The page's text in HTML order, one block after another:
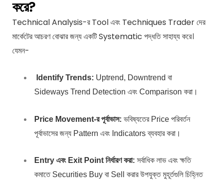
করে?
Technical Analysis-র Tool এবং Techniques Trader দের
মার্কেটের আচরণ বোঝার জন্য একটি Systematic পদ্ধতি সাহায্য করে।
যেমন-
Identify Trends: Uptrend, Downtrend বা
Sideways Trend Detection এবং Comparison করা।
Price Movement-র পূর্বাভাস: ভবিষ্যতের Price পরিবর্তন
পূর্বাভাসের জন্য Pattern এবং Indicators ব্যবহার করা।
Entry এবং Exit Point নির্ধারণ করা: সর্বাধিক লাভ এবং ক্ষতি
কমাতে Securities Buy বা Sell করার উপযুক্ত মুহূর্তগুলি চিহ্নিত